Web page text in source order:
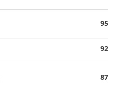
95
92
87